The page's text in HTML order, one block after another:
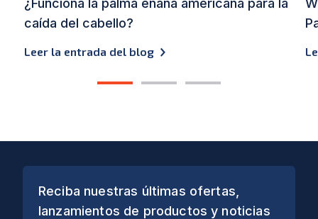
¿Funciona la palma enana americana para la
caída del cabello?
Leer la entrada del blog
Reciba nuestras últimas ofertas,
lanzamientos de productos y noticias